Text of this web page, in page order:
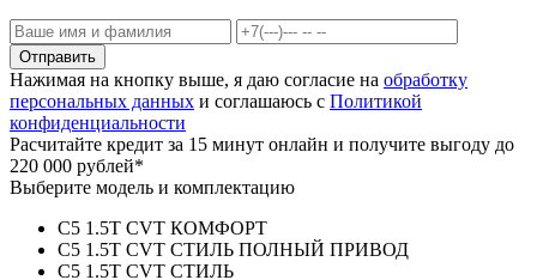
Отправить
Нажимая на кнопку выше, я даю согласие на обработку
персональных данных и соглашаюсь с Политикой
конфиденциальности
Расчитайте кредит за 15 минут онлайн и получите выгоду до
220 000 рублей*
Выберите модель и комплектацию
C5 1.5T CVT КОМФОРТ
C5 1.5T CVT СТИЛЬ ПОЛНЫЙ ПРИВОД
C5 1.5T CVT СТИЛЬ